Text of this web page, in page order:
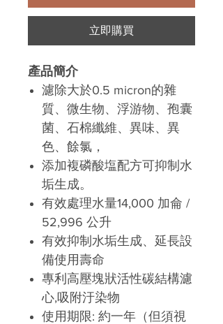
立即購買
產品簡介
濾除大於0.5 micron的雜
質、微生物、浮游物、孢囊
菌、石棉纖維、異味、異
色、餘氯，
添加複磷酸塩配方可抑制水
垢生成。
有效處理水量14,000 加侖 /
52,996 公升
有效抑制水垢生成、延長設
備使用壽命
專利高壓塊狀活性碳結構濾
心,吸附汙染物
使用期限: 約一年（但須視